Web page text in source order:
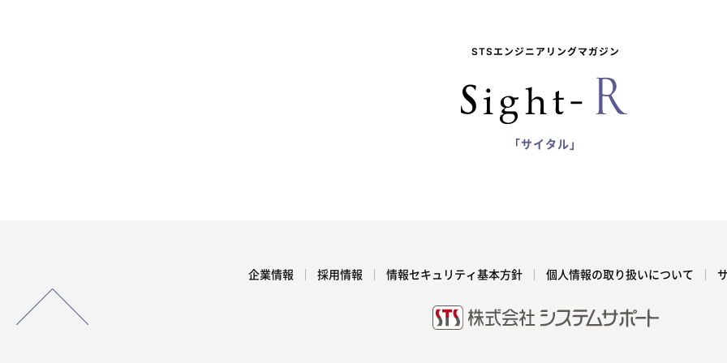
STSエンジニアリングマガジン
「サイタル」
企業情報 採用情報 情報セキュリティ基本方針 個人情報の取り扱いについて